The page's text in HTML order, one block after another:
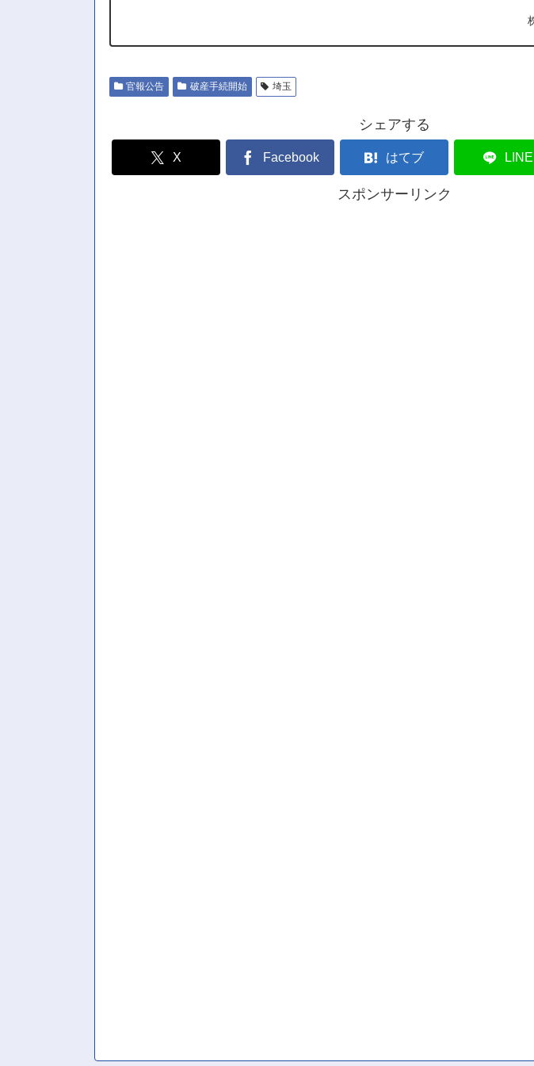
官報公告 破産手続開始 埼玉
シェアする
X Facebook はてブ LINE
スポンサーリンク